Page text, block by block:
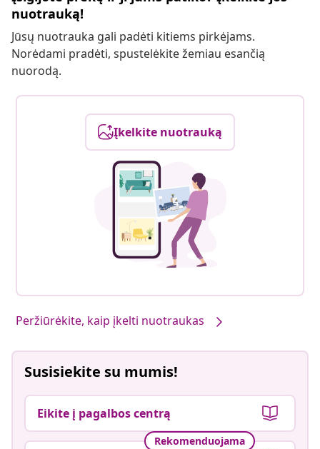
nuotrauką!
Jūsų nuotrauka gali padėti kitiems pirkėjams.
Norėdami pradėti, spustelėkite žemiau esančią
nuorodą.
Įkelkite nuotrauką
Peržiūrėkite, kaip įkelti nuotraukas
Susisiekite su mumis!
Eikite į pagalbos centrą
Rekomenduojama